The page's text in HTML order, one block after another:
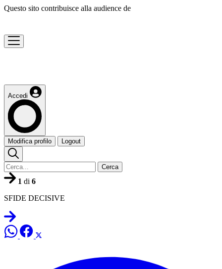
Questo sito contribuisce alla audience de
Accedi
Modifica profilo Logout
Cerca
1 di 6
SFIDE DECISIVE